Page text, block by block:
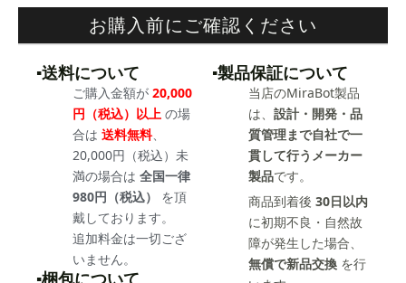
お購入前にご確認ください
▪️送料について
ご購入金額が 20,000
円（税込）以上 の場
合は 送料無料、
20,000円（税込）未
満の場合は 全国一律
980円（税込）
を頂
戴しております。
追加料金は一切ござ
いません。
▪️梱包について
▪️製品保証について
当店のMiraBot製品
は、 設計・開発・品
質管理まで自社で一
貫して行うメーカー
製品です。
商品到着後 30日以内
に初期不良・自然故
障が発生した場合、
無償で新品交換 を行